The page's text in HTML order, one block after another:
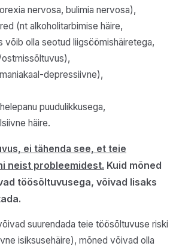
nervosa, bulimia nervosa),
(nt alkoholitarbimise häire,
võib olla seotud liigsöömishäiretega,
depressiivne),
puudulikkusega,
häire.
ei tähenda see, et teie
neist probleemidest. Kuid mõned
töösõltuvusega, võivad lisaks
suurendada teie töösõltuvuse riski
isiksusehäire), mõned võivad olla